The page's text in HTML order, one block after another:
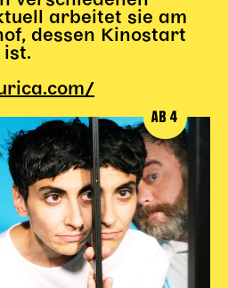
WIEN
arbeitet sie am
dessen Kinostart
ist.
AB 4